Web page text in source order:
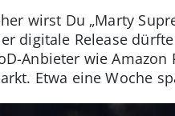
wirst Du „Marty
digitale Release
Anbieter wie
Etwa eine Woche